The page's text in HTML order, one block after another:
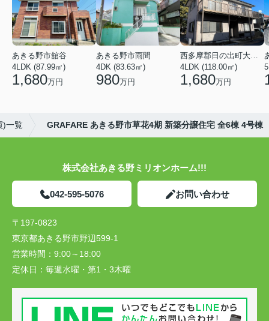
あきる野市舘谷
4LDK (87.99㎡)
1,680万円
あきる野市雨間
4DK (83.63㎡)
980万円
西多摩郡日の出町大字平井
4LDK (118.00㎡)
1,680万円
)一覧 GRAFARE あきる野市草花4期 新築分譲住宅 全6棟 4号棟
株式会社あきる野ミリオンホーム!!!
042-595-5076 お問い合わせ
〒197-0823
東京都あきる野市野辺599-1
営業時間： 9:00～18:00
定休日： 毎週水曜・第1・3木曜